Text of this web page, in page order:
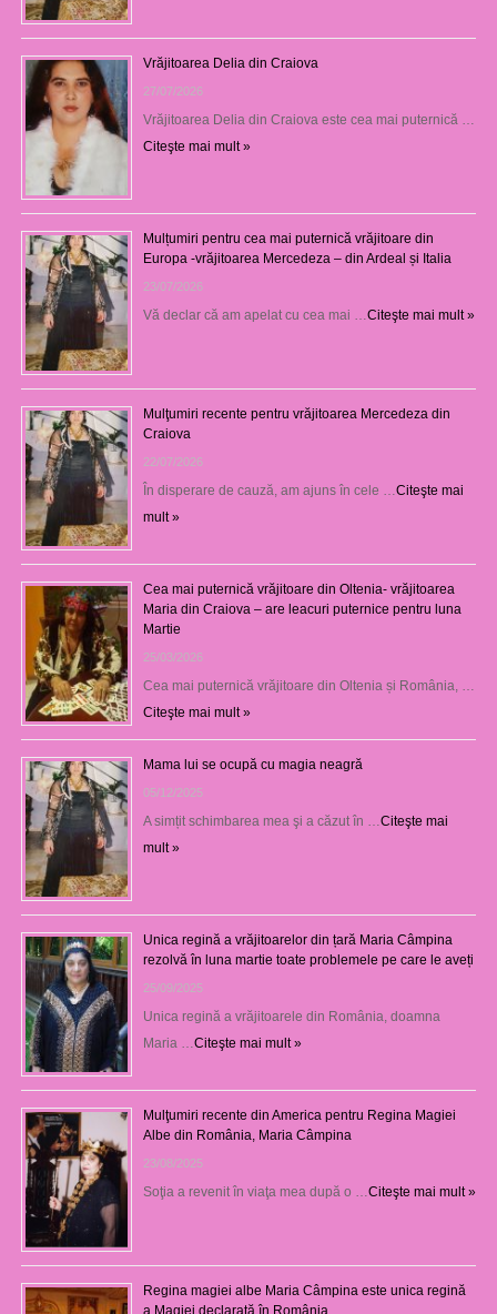
Vrăjitoarea Delia din Craiova
27/07/2026
Vrăjitoarea Delia din Craiova este cea mai puternică …
Citeşte mai mult »
Mulțumiri pentru cea mai puternică vrăjitoare din
Europa -vrăjitoarea Mercedeza – din Ardeal și Italia
23/07/2026
Vă declar că am apelat cu cea mai … Citeşte mai mult »
Mulţumiri recente pentru vrăjitoarea Mercedeza din
Craiova
22/07/2026
În disperare de cauză, am ajuns în cele … Citeşte mai
mult »
Cea mai puternică vrăjitoare din Oltenia- vrăjitoarea
Maria din Craiova – are leacuri puternice pentru luna
Martie
25/03/2026
Cea mai puternică vrăjitoare din Oltenia și România, …
Citeşte mai mult »
Mama lui se ocupă cu magia neagră
05/12/2025
A simțit schimbarea mea şi a căzut în … Citeşte mai
mult »
Unica regină a vrăjitoarelor din țară Maria Câmpina
rezolvă în luna martie toate problemele pe care le aveți
25/09/2025
Unica regină a vrăjitoarele din România, doamna
Maria … Citeşte mai mult »
Mulţumiri recente din America pentru Regina Magiei
Albe din România, Maria Câmpina
23/08/2025
Soţia a revenit în viaţa mea după o … Citeşte mai mult »
Regina magiei albe Maria Câmpina este unica regină
a Magiei declarată în România